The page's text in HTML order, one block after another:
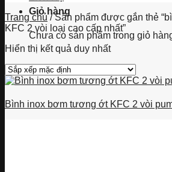
Giỏ hàng
Chưa có sản phẩm trong giỏ
Trang chủ /Sản phẩm được gắn thẻ
KFC 2 vòi loại cao cấp nhất”
Hiển thị kết quả duy nhất
Bình inox bơm tương ớt KFC 2 vòi